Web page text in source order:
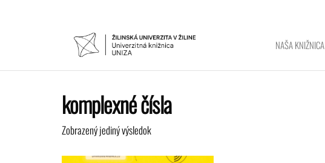
UNIVERZITNÁ
KNIŽNICA
NAŠA KNIŽNICA
komplexné čísla
Zobrazený jediný výsledok